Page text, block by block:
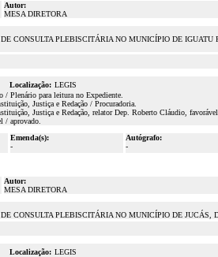
Autor:
MESA DIRETORA
CONSULTA PLEBISCITÁRIA NO MUNICÍPIO DE
Localização: LEGIS
Plenário para leitura no Expediente.
Justiça e Redação / Procuradoria.
Justiça e Redação, relator Dep. Roberto Cláudio,
/ aprovado.
Emenda(s):
-
Autógrafo:
-
Autor:
MESA DIRETORA
CONSULTA PLEBISCITÁRIA NO MUNICÍPIO DE
Localização: LEGIS